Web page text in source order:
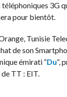
3G
pour bientôt.
Tunisie
de son
émirati “Du“,
TT : EIT.